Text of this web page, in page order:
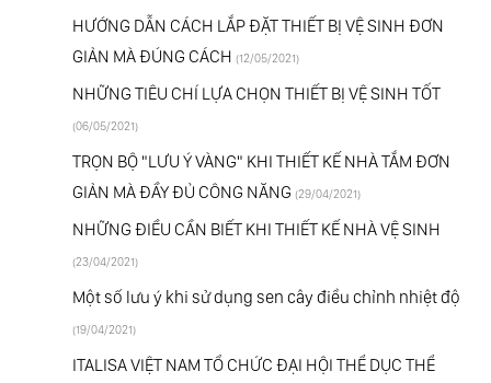
HƯỚNG DẪN CÁCH LẮP ĐẶT THIẾT BỊ VỆ SINH ĐƠN
GIẢN MÀ ĐÚNG CÁCH (12/05/2021)
NHỮNG TIÊU CHÍ LỰA CHỌN THIẾT BỊ VỆ SINH TỐT
(06/05/2021)
TRỌN BỘ "LƯU Ý VÀNG" KHI THIẾT KẾ NHÀ TẮM ĐƠN
GIẢN MÀ ĐẦY ĐỦ CÔNG NĂNG (29/04/2021)
NHỮNG ĐIỀU CẦN BIẾT KHI THIẾT KẾ NHÀ VỆ SINH
(23/04/2021)
Một số lưu ý khi sử dụng sen cây điều chỉnh nhiệt độ
(19/04/2021)
ITALISA VIỆT NAM TỔ CHỨC ĐẠI HỘI THỂ DỤC THỂ